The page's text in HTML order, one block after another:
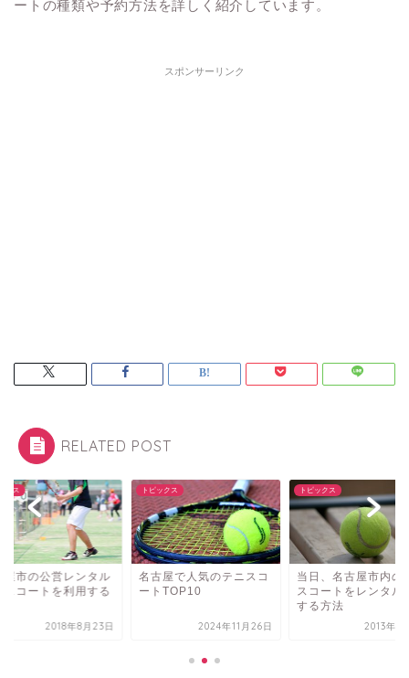
ートの種類や予約方法を詳しく紹介しています。
スポンサーリンク
RELATED POST
クス
屋市の公営レンタル
スコートを利用する
2018年8月23日
トピックス
名古屋で人気のテニスコ
ートTOP10
2024年11月26日
トピックス
当日、名古屋市内の
スコートをレンタル
する方法
2013年11